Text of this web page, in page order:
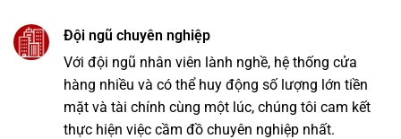
Đội ngũ chuyên nghiệp
Với đội ngũ nhân viên lành nghề, hệ thống cửa
hàng nhiều và có thể huy động số lượng lớn tiền
mặt và tài chính cùng một lúc, chúng tôi cam kết
thực hiện việc cầm đồ chuyên nghiệp nhất.